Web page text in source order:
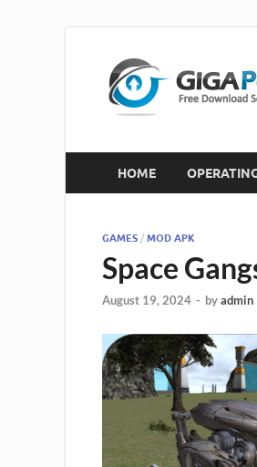
HOME
GAMES / MOD APK
Space
August 19, 2024 - byadmin